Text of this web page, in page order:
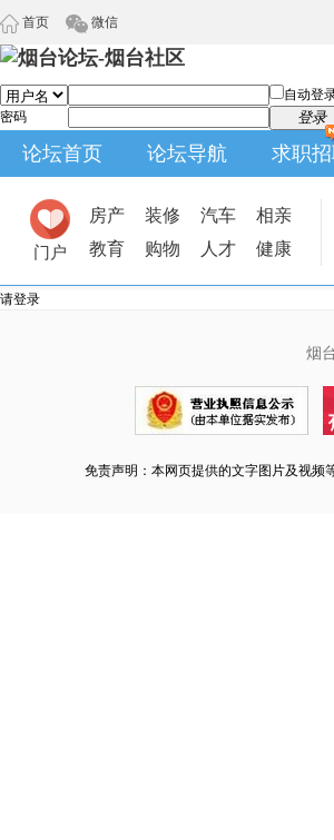
首页 微信
自动登
密码
登录
论坛首页 论坛导航 求职
门户
房产 装修 汽车
相亲
教育
购物 人才 健康
请登录
烟
免责声明：本网页提供的文字图片及视频